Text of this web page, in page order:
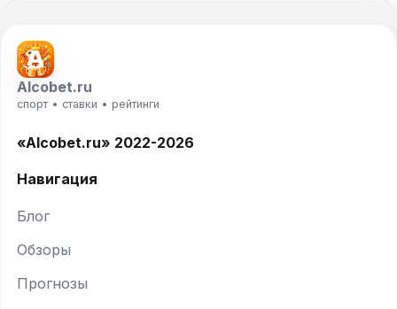
Alcobet.ru
спорт • ставки • рейтинги
«Alcobet.ru» 2022-2026
Навигация
Блог
Обзоры
Прогнозы